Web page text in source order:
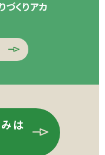
づくりアカ
は